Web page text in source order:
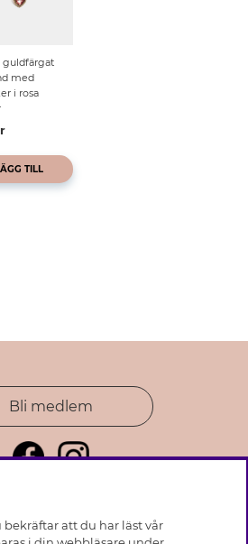
guldfärgat
med
i rosa
TILL
Bli medlem
att du har läst vår